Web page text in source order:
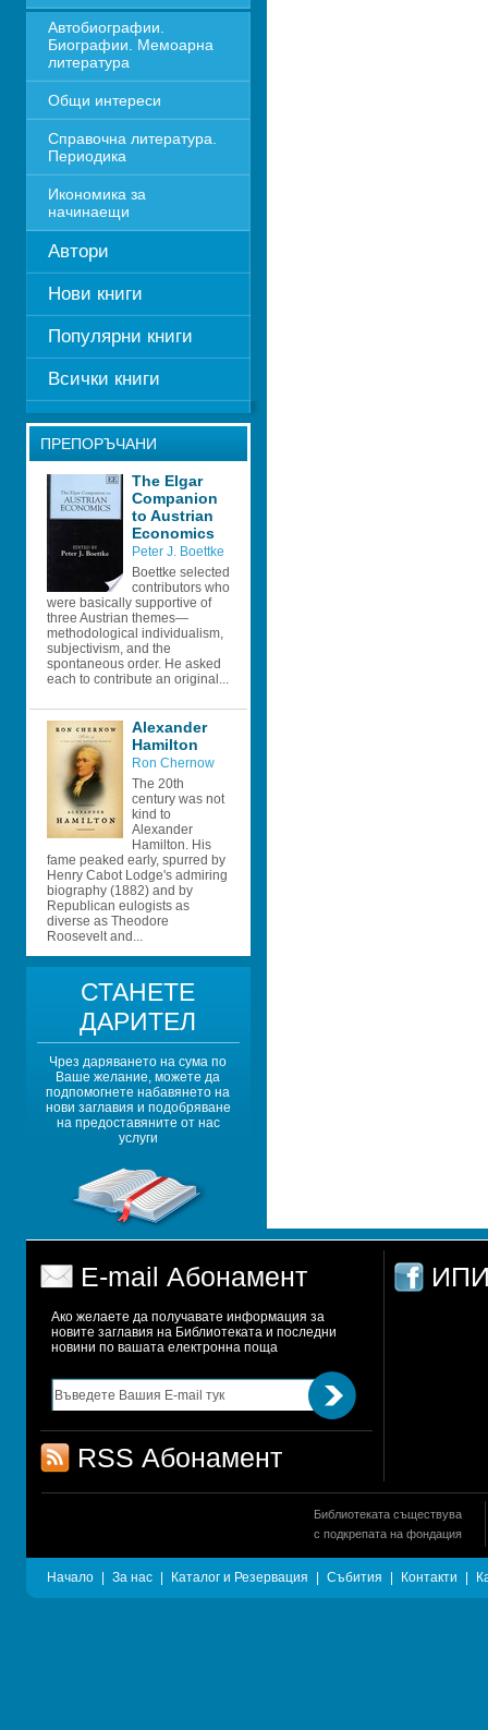
Автобиографии.
Биографии. Мемоарна
литература
Общи интереси
Справочна литература.
Периодика
Икономика за
начинаещи
Автори
Нови книги
Популярни книги
Всички книги
ПРЕПОРЪЧАНИ
The Elgar
Companion
to Austrian
Economics
Peter J. Boettke
Boettke selected
contributors who
were basically supportive of
three Austrian themes—
methodological individualism,
subjectivism, and the
spontaneous order. He asked
each to contribute an original...
Alexander
Hamilton
Ron Chernow
The 20th
century was not
kind to
Alexander
Hamilton. His
fame peaked early, spurred by
Henry Cabot Lodge's admiring
biography (1882) and by
Republican eulogists as
diverse as Theodore
Roosevelt and...
СТАНЕТЕ
ДАРИТЕЛ
Чрез даряването на сума по
Ваше желание, можете да
подпомогнете набавянето на
нови заглавия и подобряване
на предоставяните от нас
услуги
E-mail Абонамент
Ако желаете да получавате информация за
новите заглавия на Библиотеката и последни
новини по вашата електронна поща
RSS Абонамент
ИПИ
Библиотеката съществува
с подкрепата на фондация
Начало За нас Каталог и Резервация Събития Контакти